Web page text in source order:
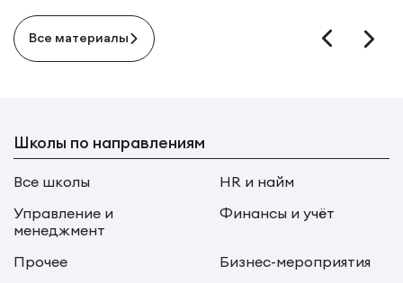
Все материалы
Школы по направлениям
Все школы
HR и найм
Управление и
менеджмент
Финансы и учёт
Прочее
Бизнес-мероприятия